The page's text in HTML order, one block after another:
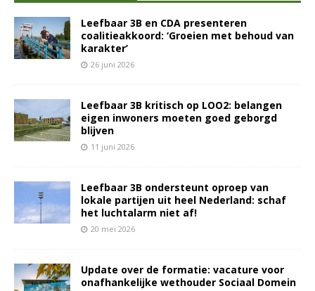
Leefbaar 3B en CDA presenteren
coalitieakkoord: ‘Groeien met behoud van
karakter’
26 juni 2026
Leefbaar 3B kritisch op LOO2: belangen
eigen inwoners moeten goed geborgd
blijven
11 juni 2026
Leefbaar 3B ondersteunt oproep van
lokale partijen uit heel Nederland: schaf
het luchtalarm niet af!
20 mei 2026
Update over de formatie: vacature voor
onafhankelijke wethouder Sociaal Domein